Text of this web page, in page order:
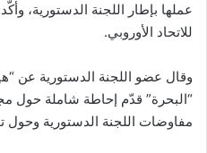
للاتحاد الأوروبي.
وقال عضو اللجنة الدستورية عن
“البحرة” قدّم إحاطة شاملة حول
مفاوضات اللجنة الدستورية وحول